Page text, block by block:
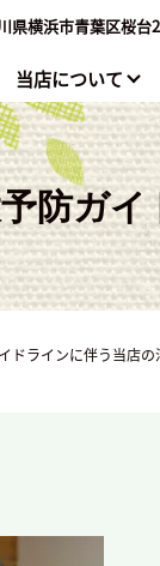
県横浜市青葉区桜台
当店について
防ガ
ドラインに伴う当店の